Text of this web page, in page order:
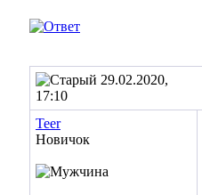
29.02.2020,
17:10
Teer
Новичок